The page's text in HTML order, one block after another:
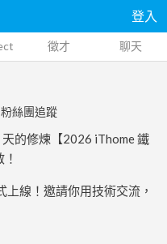
登入
徵才 聊天
絲團追蹤
的修煉【2026 iThome 鐵
線！邀請你用技術交流，